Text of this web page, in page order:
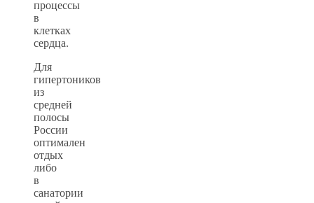
процессы
в
клетках
сердца.
Для
гипертоников
из
средней
полосы
России
оптимален
отдых
либо
в
санатории